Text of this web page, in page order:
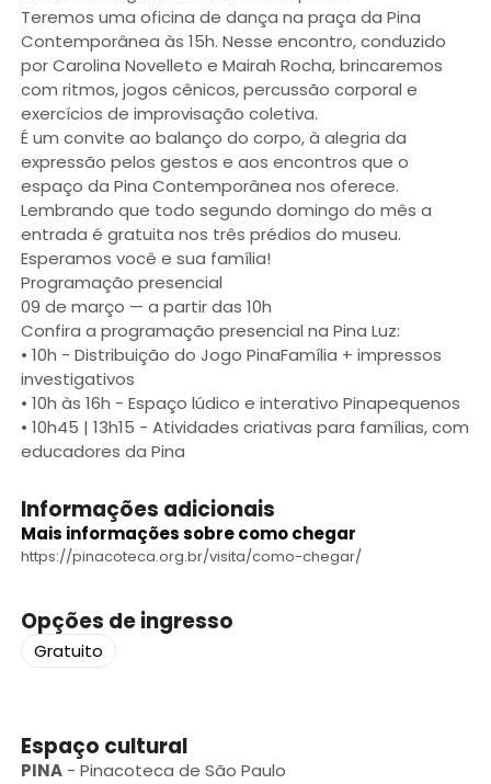
Teremos uma oficina de dança na praça da Pina
Contemporânea às 15h. Nesse encontro, conduzido
por Carolina Novelleto e Mairah Rocha, brincaremos
com ritmos, jogos cênicos, percussão corporal e
exercícios de improvisação coletiva.
É um convite ao balanço do corpo, à alegria da
expressão pelos gestos e aos encontros que o
espaço da Pina Contemporânea nos oferece.
Lembrando que todo segundo domingo do mês a
entrada é gratuita nos três prédios do museu.
Esperamos você e sua família!
Programação presencial
09 de março — a partir das 10h
Confira a programação presencial na Pina Luz:
• 10h - Distribuição do Jogo PinaFamília + impressos
investigativos
• 10h às 16h - Espaço lúdico e interativo Pinapequenos
• 10h45 | 13h15 - Atividades criativas para famílias, com
educadores da Pina
Informações adicionais
Mais informações sobre como chegar
https://pinacoteca.org.br/visita/como-chegar/
Opções de ingresso
Gratuito
Espaço cultural
PINA- Pinacoteca de São Paulo